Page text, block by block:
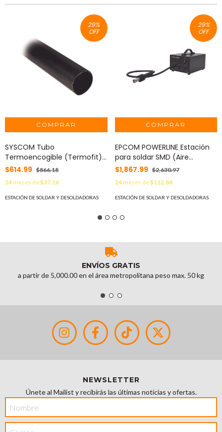
29%
OFF
SYSCOM Tubo
Termoencogible (Termofit)
Negro de 1.2 m, 2" de
Poliolefina. 5174-1200-1
$614.99 $866.18
24meses de$37.16
ESTACIÓN DE SOLDAR Y DESOLDADORAS
29%
OFF
EPCOM POWERLINE Estación
para soldar SMD (Aire
caliente) de 20W con 4
$1,867.99 $2,630.97
24meses de$112.88
ESTACIÓN DE SOLDAR Y DESOLDADORAS
ENVÍOS GRATIS
a partir de 5,000.00 en el área metropolitana peso max. 50 kg
NEWSLETTER
Únete al Mailist y recibirás las últimas noticias y ofertas.